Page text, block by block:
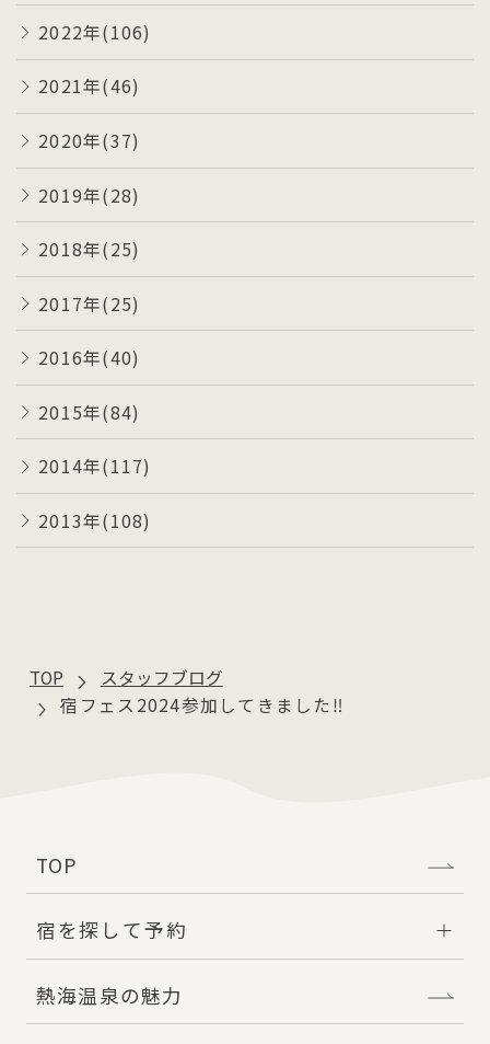
2022年(106)
2021年(46)
2020年(37)
2019年(28)
2018年(25)
2017年(25)
2016年(40)
2015年(84)
2014年(117)
2013年(108)
TOP
スタッフブログ
宿フェス2024参加してきました‼
TOP
宿を探して予約
熱海温泉の魅力